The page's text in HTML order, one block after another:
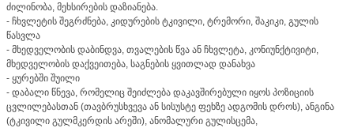
ძილინობა, მეხსირების დაზიანება.
- ჩხვლეტის შეგრძნება, კიდურების ტკივილი, ტრემორი, შაკიკი, გულის
წასვლა
- მხედველობის დაბინდვა, თვალების წვა ან ჩხვლეტა, კონიუნქტივიტი,
მხედველობის დაქვეითება, საგნების ყვითლად დანახვა
- ყურებში შუილი
- დაბალი წნევა, რომელიც შეიძლება დაკავშირებული იყოს პოზიციის
ცვლილებასთან (თავბრუსხვევა ან სისუსტე ფეხზე ადგომის დროს), ანგინა
(ტკივილი გულმკერდის არეში), ანომალური გულისცემა,